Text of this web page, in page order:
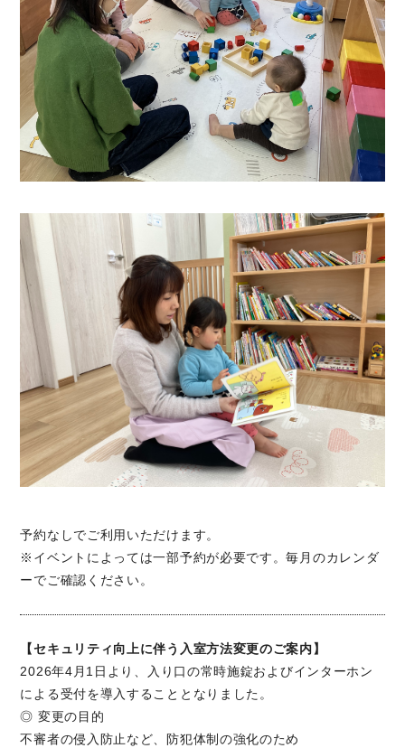
予約なしでご利用いただけます。
※イベントによっては一部予約が必要です。毎月のカレンダ
ーでご確認ください。
【セキュリティ向上に伴う入室方法変更のご案内】
2026年4月1日より、入り口の常時施錠およびインターホン
による受付を導入することとなりました。
◎ 変更の目的
不審者の侵入防止など、防犯体制の強化のため